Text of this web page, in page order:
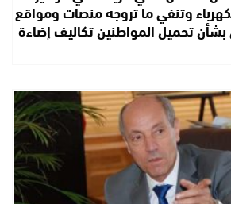
وتنفي ما تروجه منصات ومواقع
بشأن تحميل المواطنين تكاليف إضاءة